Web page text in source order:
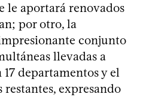
le aportará renovados
por otro, la
conjunto
llevadas a
departamentos y el
restantes, expresando